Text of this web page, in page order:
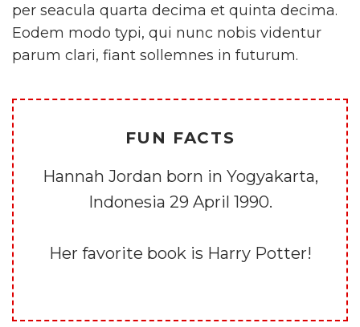
per seacula quarta decima et quinta decima.
Eodem modo typi, qui nunc nobis videntur
parum clari, fiant sollemnes in futurum.
FUN FACTS
Hannah Jordan born in Yogyakarta,
Indonesia 29 April 1990.
Her favorite book is Harry Potter!